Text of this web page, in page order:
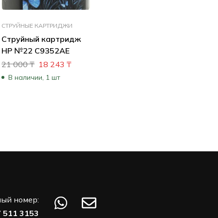
СТРУЙНЫЕ КАРТРИДЖИ
Струйный картридж
HP №22 C9352AE
21 000₸ 18 243₸
В наличии, 1 шт
номер:
511 3153